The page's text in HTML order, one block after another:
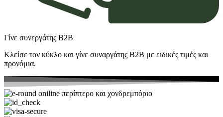
Γίνε συνεργάτης Β2Β
Κλείσε τον κύκλο και γίνε συναργάτης B2Β με ειδικές τιμές και
προνόμια.